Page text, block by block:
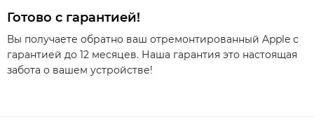
Готово с гарантией!
Вы получаете обратно ваш отремонтированный Apple с
гарантией до 12 месяцев. Наша гарантия это настоящая
забота о вашем устройстве!